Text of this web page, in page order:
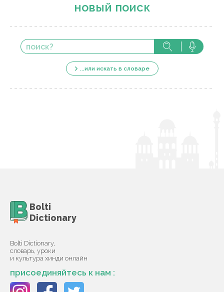
новый поиск
...или искать в словаре
Bolti
Dictionary
Bolti Dictionary,
словарь, уроки
и культура хинди онлайн
присоединяйтесь к нам :